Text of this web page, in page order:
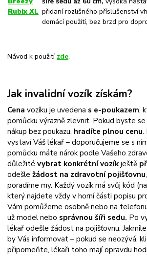
Rubix XL přidaní rozlišného příslušenství
domácí použití, bez brzd pro
Návod k použití zde.
Jak invalidní vozík získám?
Cena vozíku je uvedena s e-poukazem,
pomůcku výrazně zlevnit. Pokud byste
nákup bez poukazu, hradíte plnou cenu.
vystaví Váš lékař – doporučujeme se s
pomůcku máte nárok podle Vašeho
důležité vybrat konkrétní vozíkještě
odešle žádost na zdravotní pojišťovnu
poradíme my. Každý vozík má svůj kód
který najdete vždy v horní části popisu
Vám pomůžeme osobně nebo na
už model nebo správnou šíři sedu. Po
lékař odešle žádost na pojišťovnu.
by Vás informovat – pokud se neozývá,
připomeňte, lékaři toho mají opravdu